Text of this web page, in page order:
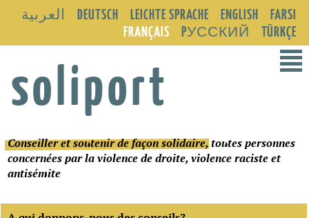
العربية DEUTSCH LEICHTE SPRACHE ENGLISH
FARSI
FRANÇAIS
PУССКИЙ TÜRKÇE
²
soliport
Conseiller et soutenir de façon solidaire, toutes personnes
concernées par la violence de droite, violence raciste et
antisémite